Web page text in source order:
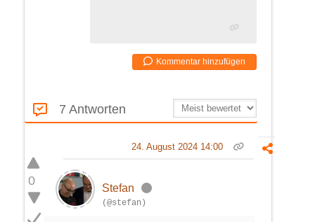
Kommentar hinzufügen
7 Antworten
0
24. August 2024 14:00
Stefan
(@stefan)